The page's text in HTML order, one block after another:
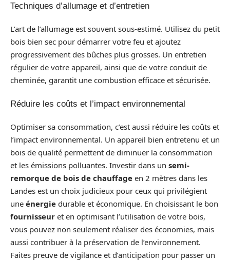
Techniques d’allumage et d’entretien
L’art de l’allumage est souvent sous-estimé. Utilisez du petit
bois bien sec pour démarrer votre feu et ajoutez
progressivement des bûches plus grosses. Un entretien
régulier de votre appareil, ainsi que de votre conduit de
cheminée, garantit une combustion efficace et sécurisée.
Réduire les coûts et l’impact environnemental
Optimiser sa consommation, c’est aussi réduire les coûts et
l’impact environnemental. Un appareil bien entretenu et un
bois de qualité permettent de diminuer la consommation
et les émissions polluantes. Investir dans un semi-
remorque de bois de chauffage en 2 mètres dans les
Landes est un choix judicieux pour ceux qui privilégient
une énergie durable et économique. En choisissant le bon
fournisseur et en optimisant l’utilisation de votre bois,
vous pouvez non seulement réaliser des économies, mais
aussi contribuer à la préservation de l’environnement.
Faites preuve de vigilance et d’anticipation pour passer un